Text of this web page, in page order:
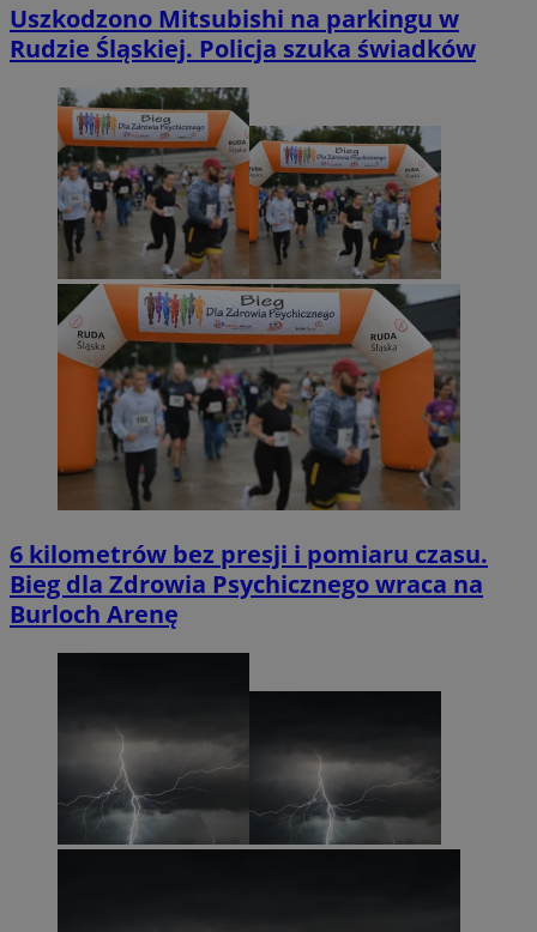
Uszkodzono Mitsubishi na parkingu w
Rudzie Śląskiej. Policja szuka świadków
6 kilometrów bez presji i pomiaru czasu.
Bieg dla Zdrowia Psychicznego wraca na
Burloch Arenę